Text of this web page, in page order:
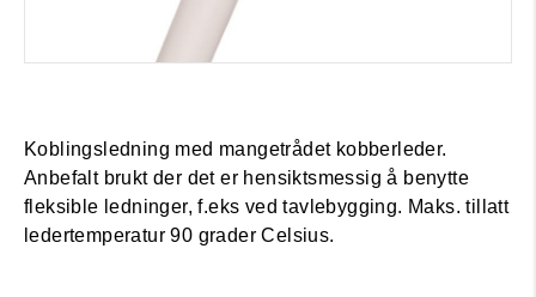
Koblingsledning med mangetrådet kobberleder.
Anbefalt brukt der det er hensiktsmessig å benytte
fleksible ledninger, f.eks ved tavlebygging. Maks. tillatt
ledertemperatur 90 grader Celsius.